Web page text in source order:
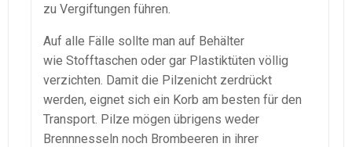
zu Vergiftungen führen.
Auf alle Fälle sollte man auf Behälter
wie Stofftaschen oder gar Plastiktüten völlig
verzichten. Damit die Pilzenicht zerdrückt
werden, eignet sich ein Korb am besten für den
Transport. Pilze mögen übrigens weder
Brennnesseln noch Brombeeren in ihrer